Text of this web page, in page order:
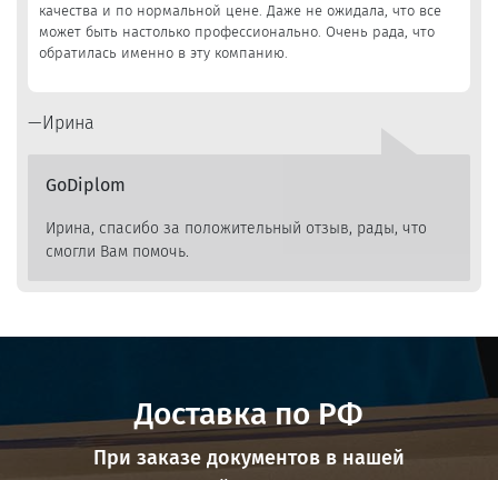
качества и по нормальной цене. Даже не ожидала, что все
может быть настолько профессионально. Очень рада, что
обратилась именно в эту компанию.
Ирина
GoDiplom
Ирина, спасибо за положительный отзыв, рады, что
смогли Вам помочь.
Доставка по РФ
При заказе документов в нашей